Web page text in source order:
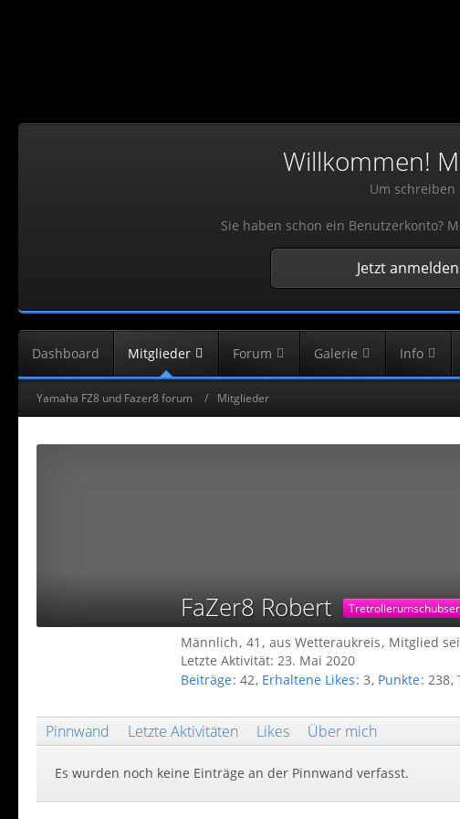
Willkommen!
Um
Sie haben schon ein Benutzerkonto?
Jetzt anmelden
Dashboard Mitglieder Forum Galerie Info
Yamaha FZ8 und Fazer8 forum Mitglieder
FaZer8 Robert Tretrollerumschubser
Männlich 41 aus Wetteraukreis Mitglied
Letzte Aktivität: 23. Mai 2020
Beiträge 42 Erhaltene Likes 3 Punkte 238
Pinnwand Letzte Aktivitäten Likes Über mich
Es wurden noch keine Einträge an der Pinnwand verfasst.